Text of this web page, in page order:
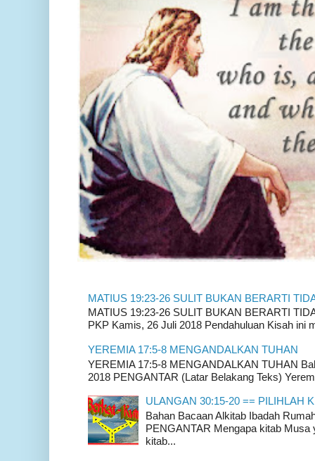
MATIUS 19:23-26 SULIT BUKAN BERARTI
MATIUS 19:23-26 SULIT BUKAN BERARTI
PKP Kamis, 26 Juli 2018 Pendahuluan Kisah ini
YEREMIA 17:5-8 MENGANDALKAN TUHAN
YEREMIA 17:5-8 MENGANDALKAN TUHAN
2018 PENGANTAR (Latar Belakang Teks)
ULANGAN 30:15-20 == PILIHLAH
Bahan Bacaan Alkitab Ibadah
PENGANTAR Mengapa kitab Musa
kitab...